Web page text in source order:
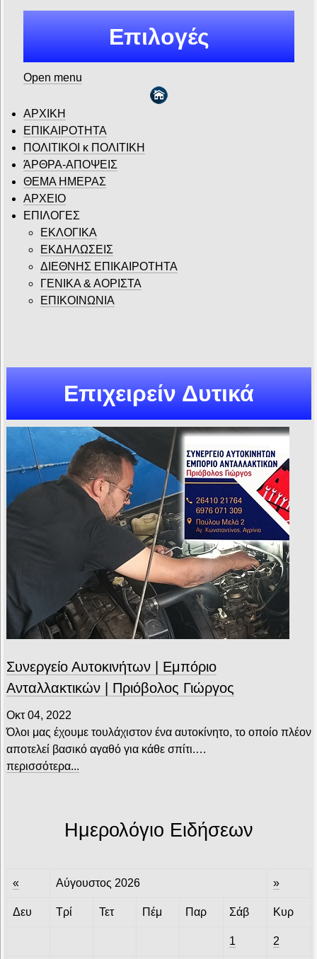
Επιλογές
Open menu
ΑΡΧΙΚΗ
ΕΠΙΚΑΙΡΟΤΗΤΑ
ΠΟΛΙΤΙΚΟΙ κ ΠΟΛΙΤΙΚΗ
ΆΡΘΡΑ-ΑΠΟΨΕΙΣ
ΘΕΜΑ ΗΜΕΡΑΣ
ΑΡΧΕΙΟ
ΕΠΙΛΟΓΕΣ
ΕΚΛΟΓΙΚΑ
ΕΚΔΗΛΩΣΕΙΣ
ΔΙΕΘΝΗΣ ΕΠΙΚΑΙΡΟΤΗΤΑ
ΓΕΝΙΚΑ & ΑΟΡΙΣΤΑ
ΕΠΙΚΟΙΝΩΝΙΑ
Επιχειρείν Δυτικά
Συνεργείο Αυτοκινήτων | Εμπόριο
Ανταλλακτικών | Πριόβολος Γιώργος
Οκτ 04, 2022
Όλοι μας έχουμε τουλάχιστον ένα αυτοκίνητο, το οποίο πλέον
αποτελεί βασικό αγαθό για κάθε σπίτι.…
περισσότερα...
Ημερολόγιο Ειδήσεων
« Αύγουστος 2026 »
Δευ Τρί Τετ Πέμ Παρ Σάβ Κυρ
1 2